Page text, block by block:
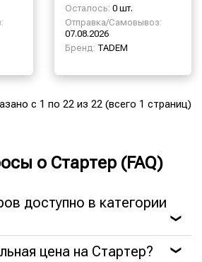
Осталось: 0 шт.
Отправка/Самовывоз:
07.08.2026
Бренд: TADEM
с 1 по 22 из 22 (всего 1 страниц)
о Стартер (FAQ)
доступно в категории
❯
цена на Стартер? ❯